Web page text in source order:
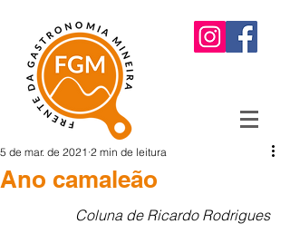
Ano camaleão
5 de mar. de 2021 2 min de leitura
Coluna de Ricardo Rodrigues